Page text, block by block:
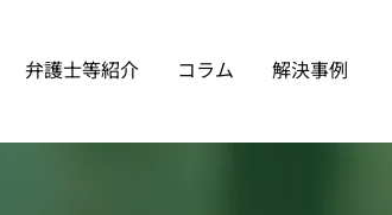
弁護士等紹介 コラム 解決事例